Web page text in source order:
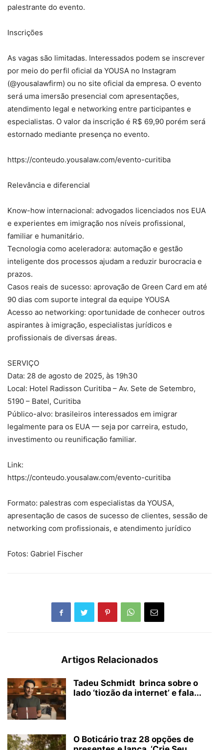
palestrante do evento.
Inscrições
As vagas são limitadas. Interessados podem se inscrever
por meio do perfil oficial da YOUSA no Instagram
(@yousalawfirm) ou no site oficial da empresa. O evento
será uma imersão presencial com apresentações,
atendimento legal e networking entre participantes e
especialistas. O valor da inscrição é R$ 69,90 porém será
estornado mediante presença no evento.
https://conteudo.yousalaw.com/evento-curitiba
Relevância e diferencial
Know-how internacional: advogados licenciados nos EUA
e experientes em imigração nos níveis profissional,
familiar e humanitário.
Tecnologia como aceleradora: automação e gestão
inteligente dos processos ajudam a reduzir burocracia e
prazos.
Casos reais de sucesso: aprovação de Green Card em até
90 dias com suporte integral da equipe YOUSA
Acesso ao networking: oportunidade de conhecer outros
aspirantes à imigração, especialistas jurídicos e
profissionais de diversas áreas.
SERVIÇO
Data: 28 de agosto de 2025, às 19h30
Local: Hotel Radisson Curitiba – Av. Sete de Setembro,
5190 – Batel, Curitiba
Público-alvo: brasileiros interessados em imigrar
legalmente para os EUA — seja por carreira, estudo,
investimento ou reunificação familiar.
Link:
https://conteudo.yousalaw.com/evento-curitiba
Formato: palestras com especialistas da YOUSA,
apresentação de casos de sucesso de clientes, sessão de
networking com profissionais, e atendimento jurídico
Fotos: Gabriel Fischer
Artigos Relacionados
Tadeu Schmidt brinca sobre o
lado ‘tiozão da internet’ e fala...
O Boticário traz 28 opções de